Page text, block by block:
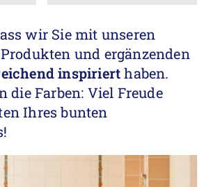
wir Sie mit unseren
und ergänzenden
inspirierthaben.
die Farben: Viel Freude
Ihres bunten